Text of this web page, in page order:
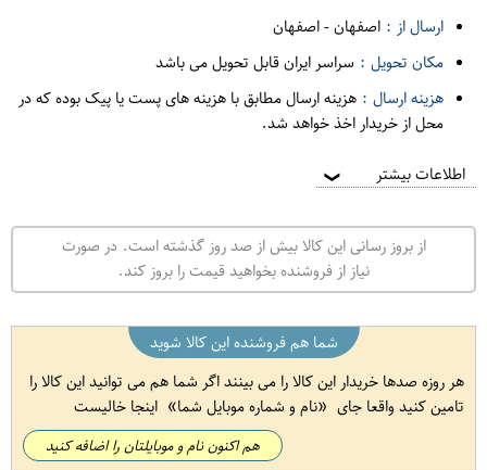
ارسال از : اصفهان-اصفهان
مکان تحویل : سراسر ایران قابل تحویل می باشد
هزینه ارسال : هزینه ارسال مطابق با هزینه های پست یا پیک بوده که در
محل از خریدار اخذ خواهد شد.
اطلاعات بیشتر ❯
از بروز رسانی این کالا بیش از صد روز گذشته است. در صورت
نیاز از فروشنده بخواهید قیمت را بروز کند.
شما هم فروشنده این کالا شوید
هر روزه صدها خریدار این کالا را می بینند اگر شما هم می توانید این کالا را
تامین کنید واقعا جای
نام و شماره موبایل شما اینجا خالیست
هم اکنون نام و موبایلتان را اضافه کنید